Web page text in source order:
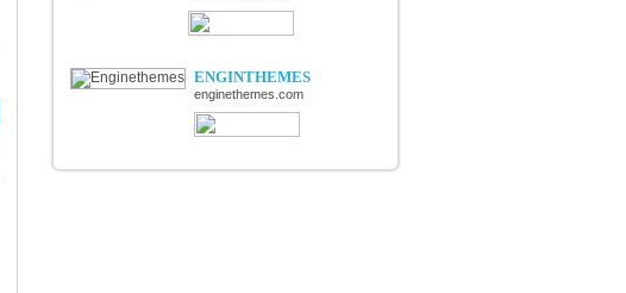
ENGINTHEMES
enginethemes.com